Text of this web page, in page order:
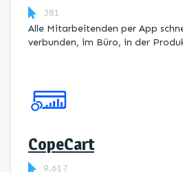
381
Alle Mitarbeitenden per App
verbunden, im Büro, in der
CopeCart
9.617